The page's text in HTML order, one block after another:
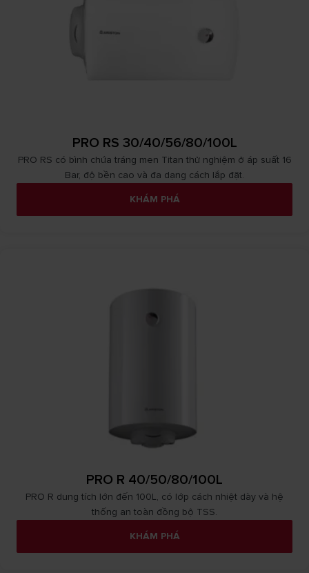
PRO RS 30/40/56/80/100L
PRO RS có bình chứa tráng men Titan thử nghiệm ở áp suất 16
Bar, độ bền cao và đa dạng cách lắp đặt.
KHÁM PHÁ
PRO R 40/50/80/100L
PRO R dung tích lớn đến 100L, có lớp cách nhiệt dày và hệ
thống an toàn đồng bộ TSS.
KHÁM PHÁ